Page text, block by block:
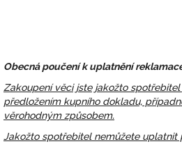
Obecná poučení k uplatnění
Zakoupení věci jste jakožto
předložením kupního dokladu,
věrohodným způsobem.
Jakožto spotřebitel nemůžete uplatnit